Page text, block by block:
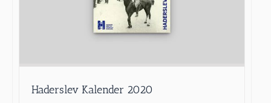
Haderslev Kalender 2020